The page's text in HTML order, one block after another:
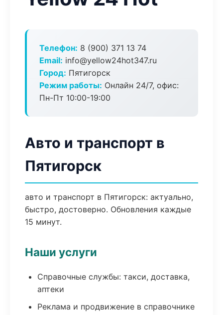
Телефон: 8 (900) 371 13 74
Email: info@yellow24hot347.ru
Город: Пятигорск
Режим работы: Онлайн 24/7, офис:
Пн-Пт 10:00-19:00
Авто и транспорт в
Пятигорск
авто и транспорт в Пятигорск: актуально,
быстро, достоверно. Обновления каждые
15 минут.
Наши услуги
Справочные службы: такси, доставка,
аптеки
Реклама и продвижение в справочнике